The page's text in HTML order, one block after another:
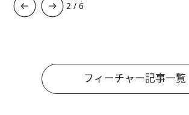
3 /6
フィーチャー記事一覧